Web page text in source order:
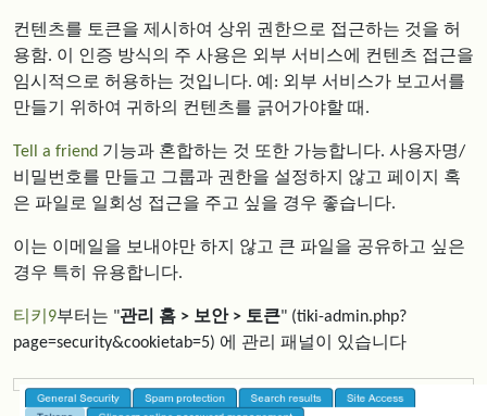
컨텐츠를 토큰을 제시하여 상위 권한으로 접근하는 것을 허
용함. 이 인증 방식의 주 사용은 외부 서비스에 컨텐츠 접근을
임시적으로 허용하는 것입니다. 예: 외부 서비스가 보고서를
만들기 위하여 귀하의 컨텐츠를 긁어가야할 때.
Tell a friend 기능과 혼합하는 것 또한 가능합니다. 사용자명/
비밀번호를 만들고 그룹과 권한을 설정하지 않고 페이지 혹
은 파일로 일회성 접근을 주고 싶을 경우 좋습니다.
이는 이메일을 보내야만 하지 않고 큰 파일을 공유하고 싶은
경우 특히 유용합니다.
티키9부터는 "관리 홈 > 보안 > 토큰" (tiki-admin.php?
page=security&cookietab=5) 에 관리 패널이 있습니다